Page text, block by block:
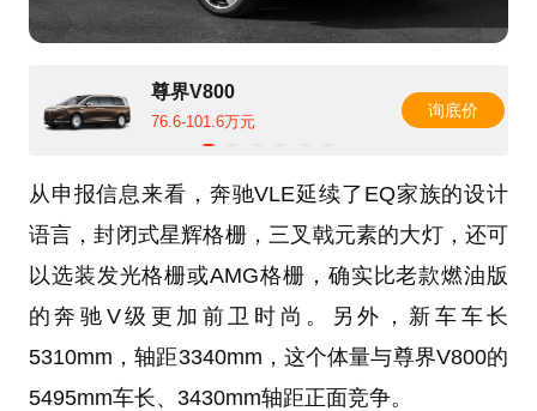
尊界V800
76.6-101.6万元
询底价
从申报信息来看，奔驰VLE延续了EQ家族的设计
语言，封闭式星辉格栅，三叉戟元素的大灯，还可
以选装发光格栅或AMG格栅，确实比老款燃油版
的奔驰V级更加前卫时尚。另外，新车车长
5310mm，轴距3340mm，这个体量与尊界V800的
5495mm车长、3430mm轴距正面竞争。